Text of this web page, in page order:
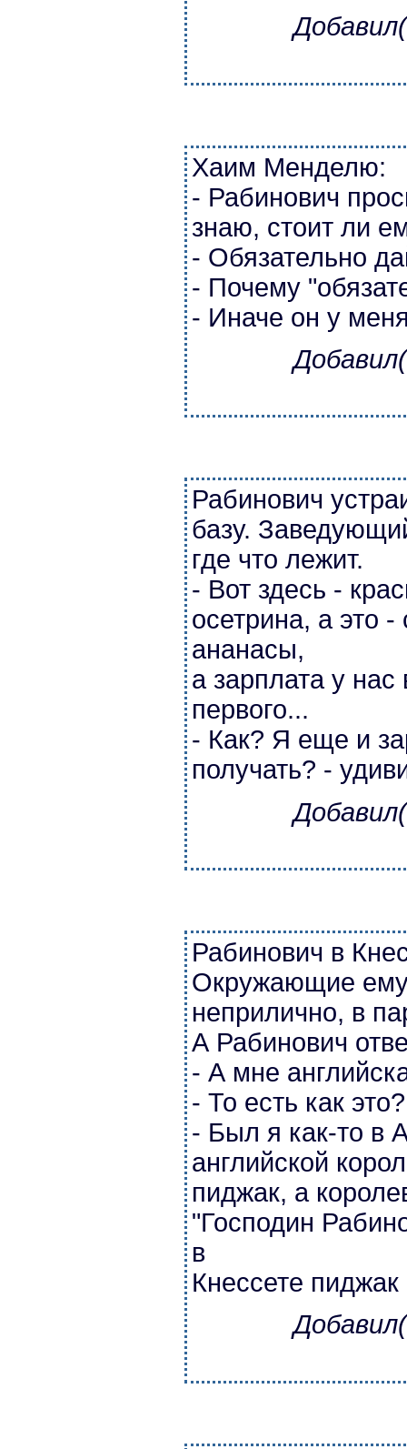
Хаим Менделю:
- Рабинович
знаю, стоит ли
- Обязательно
- Почему
- Иначе он у
Рабинович
базу.
где что лежит.
- Вот здесь -
осетрина, а это -
ананасы,
а зарплата у нас
первого...
- Как? Я еще и
получать? -
Рабинович в
Окружающие
неприлично, в
А Рабинович
- А мне
- То есть как
- Был я как-то в
английской
пиджак, а
"Господин
в
Кнессете